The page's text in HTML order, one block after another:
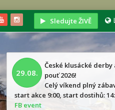
Sledujte ŽIVĚ
29.08.
České klusácké derby
pouť 2026!
Celý víkend plný
start akce 9:00, start dostihů:
FB event